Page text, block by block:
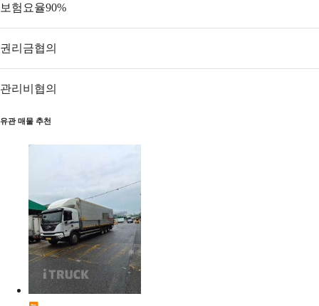
보험요율90%
권리금협의
관리비 협의
유관 매물 추천